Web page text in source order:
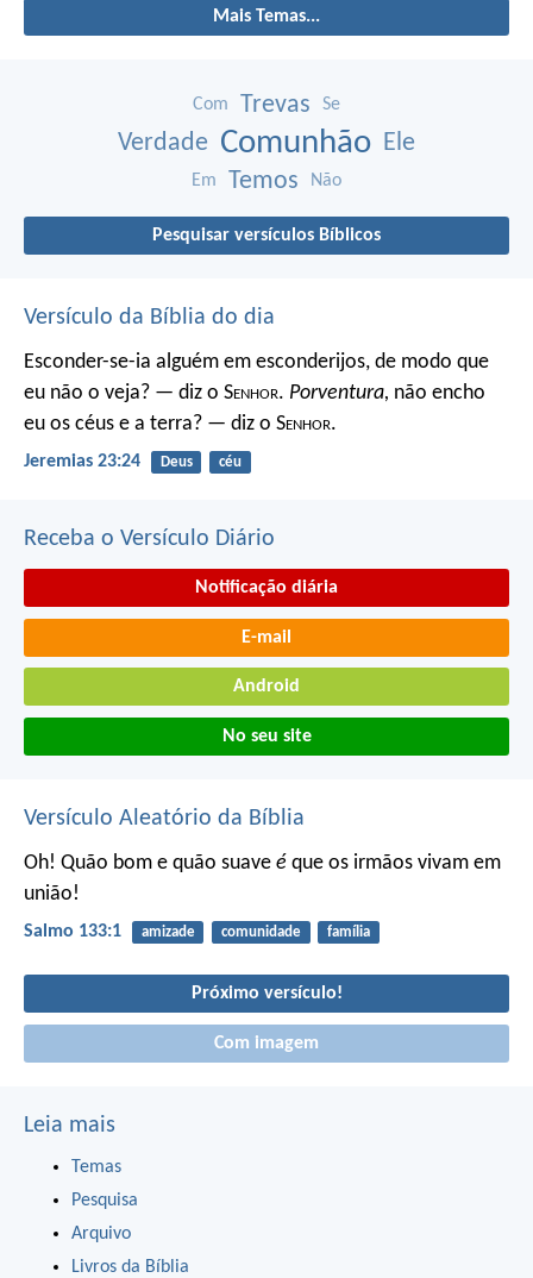
Mais Temas...
Com Trevas Se
Verdade Comunhão Ele
Em Temos Não
Pesquisar versículos Bíblicos
Versículo da Bíblia do dia
Esconder-se-ia alguém em esconderijos, de modo que
eu não o veja? — diz o Senhor. Porventura, não encho
eu os céus e a terra? — diz o Senhor.
Jeremias 23:24 Deus céu
Receba o Versículo Diário
Notificação diária
E-mail
Android
No seu site
Versículo Aleatório da Bíblia
Oh! Quão bom e quão suave é que os irmãos vivam em
união!
Salmo 133:1 amizade comunidade família
Próximo versículo!
Com imagem
Leia mais
Temas
Pesquisa
Arquivo
Livros da Bíblia